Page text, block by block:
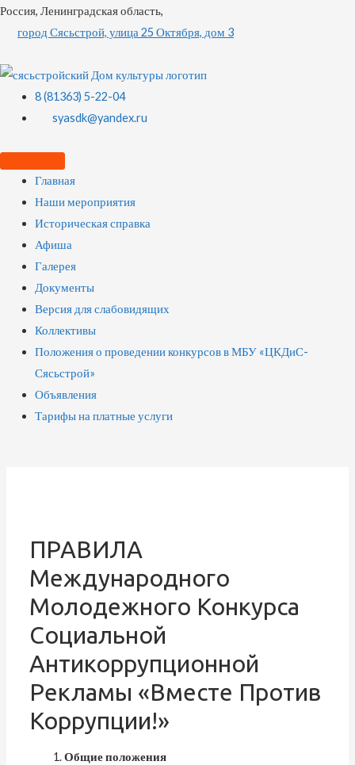
Россия, Ленинградская область,
город Сясьстрой, улица 25 Октября, дом 3
8 (81363) 5-22-04
syasdk@yandex.ru
Главная
Наши мероприятия
Историческая справка
Афиша
Галерея
Документы
Версия для слабовидящих
Коллективы
Положения о проведении конкурсов в МБУ «ЦКДиС-
Сясьстрой»
Объявления
Тарифы на платные услуги
ПРАВИЛА
Международного
Молодежного Конкурса
Социальной
Антикоррупционной
Рекламы «Вместе Против
Коррупции!»
Общие положения